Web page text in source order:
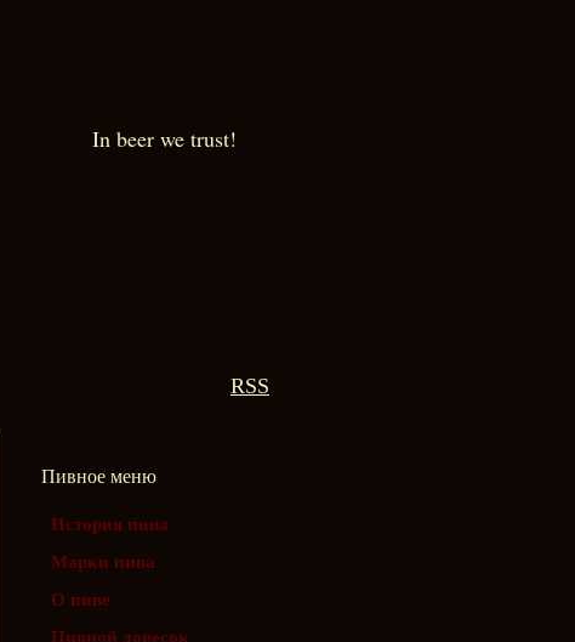
In beer we trust!
RSS
Пивное меню
История пива
Марки пива
О пиве
Пивной довесок